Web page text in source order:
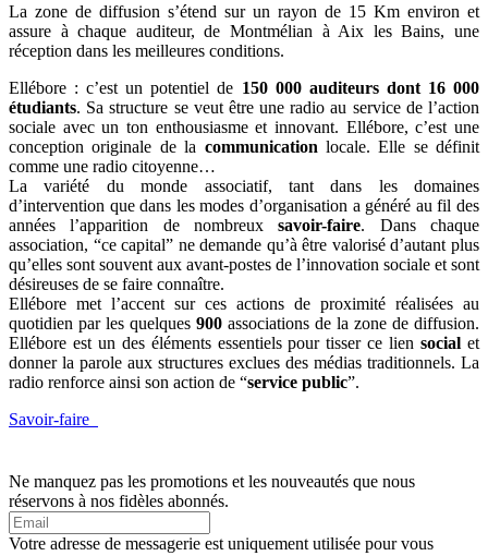
La zone de diffusion s’étend sur un rayon de 15 Km environ et
assure à chaque auditeur, de Montmélian à Aix les Bains, une
réception dans les meilleures conditions.
Ellébore : c’est un potentiel de 150 000 auditeurs dont 16 000
étudiants. Sa structure se veut être une radio au service de l’action
sociale avec un ton enthousiasme et innovant. Ellébore, c’est une
conception originale de la communication locale. Elle se définit
comme une radio citoyenne…
La variété du monde associatif, tant dans les domaines
d’intervention que dans les modes d’organisation a généré au fil des
années l’apparition de nombreuxsavoir-faire. Dans chaque
association, “ce capital” ne demande qu’à être valorisé d’autant plus
qu’elles sont souvent aux avant-postes de l’innovation sociale et sont
désireuses de se faire connaître.
Ellébore met l’accent sur ces actions de proximité réalisées au
quotidien par les quelques 900 associations de la zone de diffusion.
Ellébore est un des éléments essentiels pour tisser ce liensocial et
donner la parole aux structures exclues des médias traditionnels. La
radio renforce ainsi son action de “service public”.
Savoir-faire
Ne manquez pas les promotions et les nouveautés que nous
réservons à nos fidèles abonnés.
Votre adresse de messagerie est uniquement utilisée pour vous